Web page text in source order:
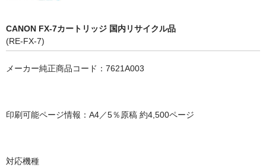
インクカートリッジ
ブラザー BROTHER
輪転機用インク・マスター
CANON FX-7カートリッジ 国内リサイクル品
(RE-FX-7)
メーカー純正商品コード：7621A003
印刷可能ページ情報：A4／5％原稿 約4,500ページ
対応機種